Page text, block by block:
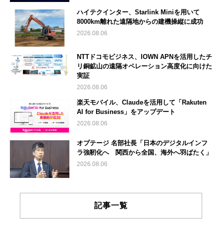
ハイテクインター、Starlink Miniを用いて
8000km離れた遠隔地からの建機操縦に成功
2026.08.06
NTTドコモビジネス、IOWN APNを活用したチ
リ銅鉱山の遠隔オペレーション高度化に向けた
実証
2026.08.06
楽天モバイル、Claudeを活用して「Rakuten
AI for Business」をアップデート
2026.08.06
オプテージ 名部社長「日本のデジタルインフ
ラ強靭化へ 関西から全国、海外へ羽ばたく」
2026.08.06
記事一覧